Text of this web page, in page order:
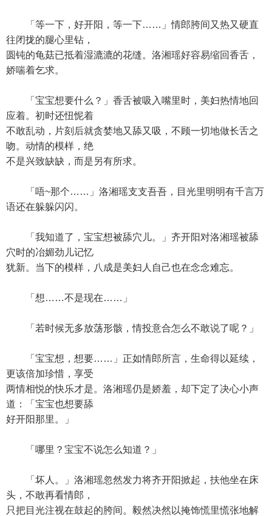
「等一下，好开阳，等一下……」情郎胯间又热又硬直
往闭拢的腿心里钻，
圆钝的龟菇已抵着湿漉漉的花缝。洛湘瑶好容易缩回香舌，
娇喘着乞求。
「宝宝想要什么？」香舌被吸入嘴里时，美妇热情地回
应着。初时还忸怩着
不敢乱动，片刻后就贪婪地又舔又吸，不顾一切地做长舌之
吻。动情的模样，绝
不是兴致缺缺，而是另有所求。
「唔~那个……」洛湘瑶支支吾吾，目光里明明有千言万
语还在躲躲闪闪。
「我知道了，宝宝想被舔穴儿。」齐开阳对洛湘瑶被舔
穴时的冶媚劲儿记忆
犹新。当下的模样，八成是美妇人自己也在念念难忘。
「想……不是现在……」
「若时候无多放荡形骸，情投意合怎么不敢说了呢？」
「宝宝想，想要……」正如情郎所言，生命得以延续，
更该倍加珍惜，享受
两情相悦的快乐才是。洛湘瑶仍是娇羞，却下定了决心小声
道：「宝宝也想要舔
好开阳那里。」
「哪里？宝宝不说怎么知道？」
「坏人。」洛湘瑶忽然发力将齐开阳掀起，扶他坐在床
头，不敢再看情郎，
只把目光注视在鼓起的胯间。毅然决然以掩饰慌里慌张地解